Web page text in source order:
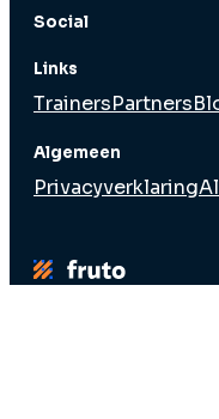
Social
Links
TrainersPartners
Algemeen
Privacyverklaring